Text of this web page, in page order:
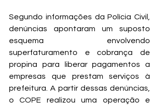
Segundo informações da Polícia Civil,
denúncias apontaram um suposto
esquema envolvendo
superfaturamento e cobrança de
propina para liberar pagamentos a
empresas que prestam serviços à
prefeitura. A partir dessas denúncias,
o COPE realizou uma operação e